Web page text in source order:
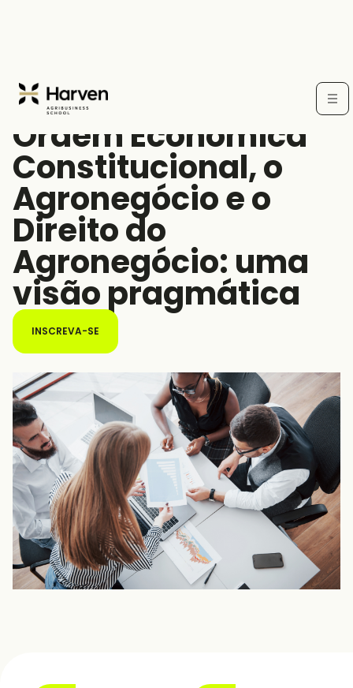
CURSO LIVRE
Ordem Econômica
Constitucional, o
Agronegócio e o
Direito do
Agronegócio: uma
visão pragmática
INSCREVA-SE